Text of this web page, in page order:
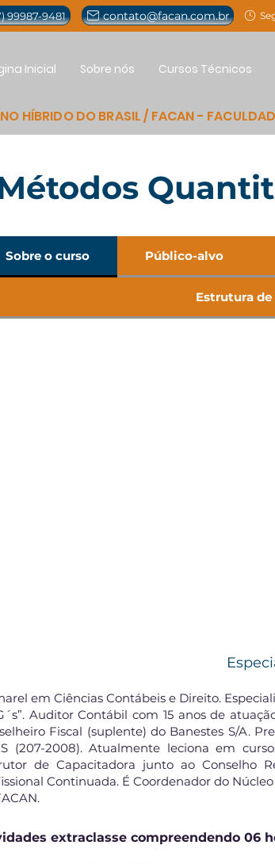
99987-9481 contato@facan.com.br
Inicial Sobre nós Cursos Técnicos
HÍBRIDO DO BRASIL / FACAN -
Sobre o curso Público-alvo
Estrutura
em Ciências Contábeis e Direito.
Auditor Contábil com 15 anos de
Fiscal (suplente) do Banestes S/A.
(207-2008). Atualmente leciona em
de Capacitadora junto ao Conselho
Continuada. É Coordenador do
extraclasse compreendendo 06